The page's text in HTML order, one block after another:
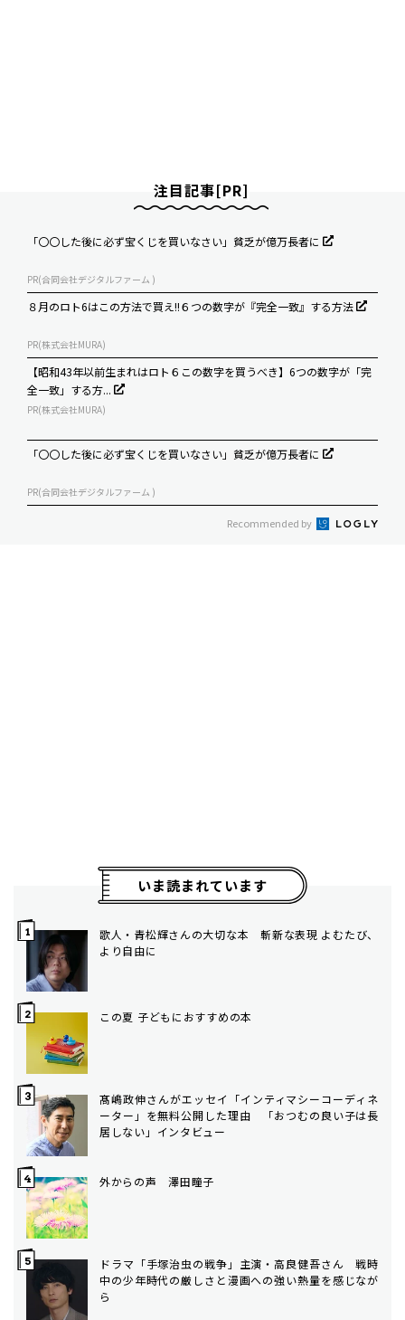
注目記事[PR]
「〇〇した後に必ず宝くじを買いなさい」貧乏が億万長者に
PR(合同会社デジタルファーム )
８月のロト6はこの方法で買え!!６つの数字が『完全一致』する方法
PR(株式会社MURA)
【昭和43年以前生まれはロト６この数字を買うべき】6つの数字が「完
全一致」する方...
PR(株式会社MURA)
「〇〇した後に必ず宝くじを買いなさい」貧乏が億万長者に
PR(合同会社デジタルファーム )
Recommended by
いま読まれています
歌人・青松輝さんの大切な本 斬新な表現 よむたび、
より自由に
この夏 子どもにおすすめの本
髙嶋政伸さんがエッセイ「インティマシーコーディネ
ーター」を無料公開した理由 「おつむの良い子は長
居しない」インタビュー
外からの声 澤田瞳子
ドラマ「手塚治虫の戦争」主演・高良健吾さん 戦時
中の少年時代の厳しさと漫画への強い熱量を感じなが
ら